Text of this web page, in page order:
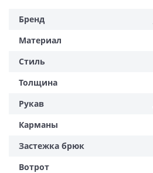
Бренд
Материал
Стиль
Толщина
Рукав
Карманы
Застежка брюк
Вотрот